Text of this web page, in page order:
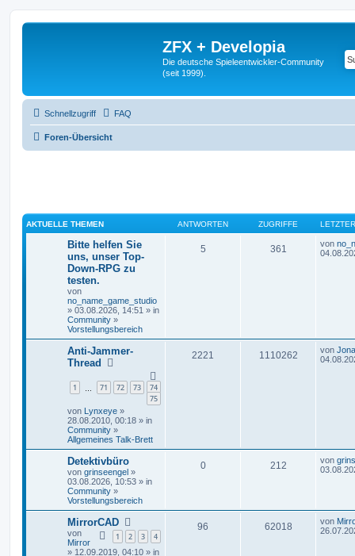
ZFX + Developia
Die deutsche Spieleentwickler-Community
(seit 1999).
Schnellzugriff FAQ
Foren-Übersicht
AKTUELLE THEMEN ANTWORTEN ZUGRIFFE
Bitte helfen Sie
uns, unser Top-
Down-RPG zu
testen.
von
no_name_game_studio
» 03.08.2026, 14:51 » in
Community »
Vorstellungsbereich
5 361 von
Anti-Jammer-
Thread
1 71 72 73
74
75
von Lynxeye »
28.08.2010, 00:18 » in
Community »
Allgemeines Talk-Brett
2221 1110262 von
Detektivbüro
von grinseengel »
03.08.2026, 10:53 » in
Community »
Vorstellungsbereich
0 212 von
MirrorCAD
1 2 3 4
von
Mirror
» 12.09.2019, 04:10 » in
96 62018 von